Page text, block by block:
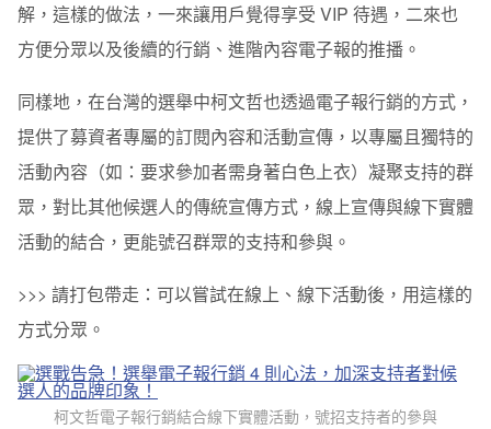
解，這樣的做法，一來讓用戶覺得享受 VIP 待遇，二來也
方便分眾以及後續的行銷、進階內容電子報的推播。
同樣地，在台灣的選舉中柯文哲也透過電子報行銷的方式，
提供了募資者專屬的訂閱內容和活動宣傳，以專屬且獨特的
活動內容（如：要求參加者需身著白色上衣）凝聚支持的群
眾，對比其他候選人的傳統宣傳方式，線上宣傳與線下實體
活動的結合，更能號召群眾的支持和參與。
>>> 請打包帶走： 可以嘗試在線上、線下活動後，用這樣的
方式分眾。
柯文哲電子報行銷結合線下實體活動，號招支持者的參與